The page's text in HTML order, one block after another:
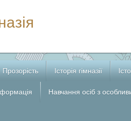
Прозорість Історія гімназії
Навчання осіб з